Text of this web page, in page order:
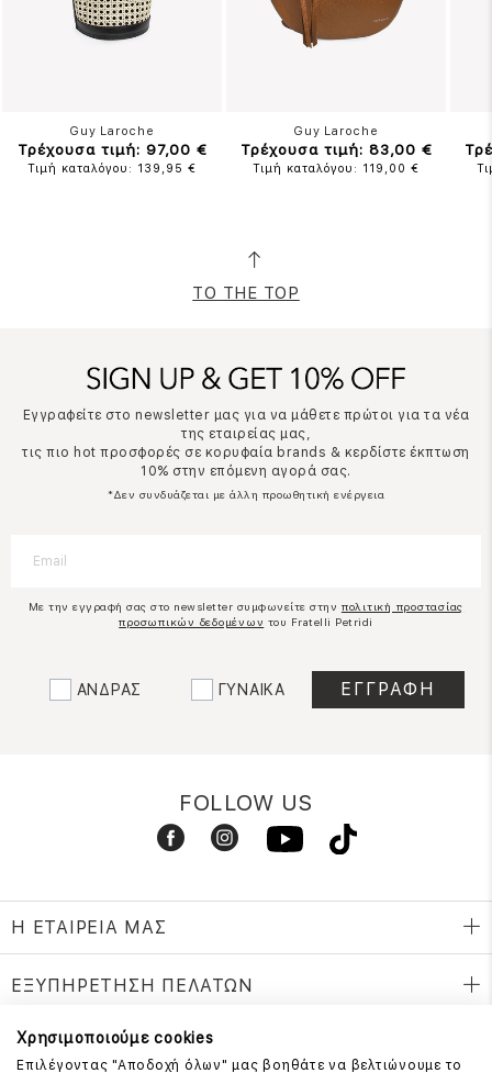
Guy Laroche
Τρέχουσα τιμή: 97,00 €
Τιμή καταλόγου: 139,95 €
Guy Laroche
Τρέχουσα τιμή: 83,00 €
Τιμή καταλόγου: 119,00 €
TO THE TOP
Εγγραφείτε στο newsletter μας για να μάθετε πρώτοι για τα νέα
της εταιρείας μας,
τις πιο hot προσφορές σε κορυφαία brands & κερδίστε έκπτωση
10% στην επόμενη αγορά σας.
*Δεν συνδυάζεται με άλλη προωθητική ενέργεια
Με την εγγραφή σας στο newsletter συμφωνείτε στην πολιτική προστασίας
προσωπικών δεδομένων του Fratelli Petridi
ΑΝΔΡΑΣ ΓΥΝΑΙΚΑ
FOLLOW US
Η ΕΤΑΙΡΕΙΑ ΜΑΣ
ΕΞΥΠΗΡΕΤΗΣΗ ΠΕΛΑΤΩΝ
Χρησιμοποιούμε cookies
Επιλέγοντας "Αποδοχή όλων" μας βοηθάτε να βελτιώνουμε το